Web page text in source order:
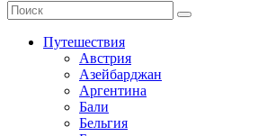
Путешествия
Австрия
Азейбарджан
Аргентина
Бали
Бельгия